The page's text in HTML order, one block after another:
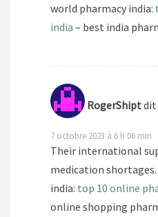
world pharmacy india:
india – best india
RogerShiptdit
7 octobre 2023 à 6 h 06 min
Their international
medication
india: top 10 online
online shopping